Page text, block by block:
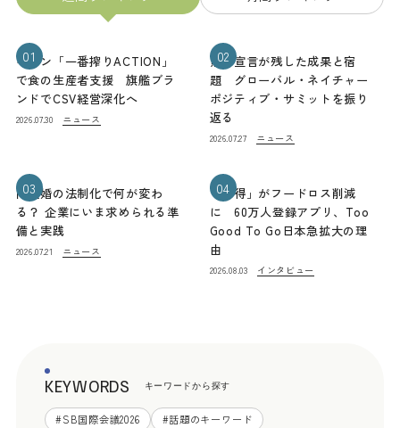
01
キリン「一番搾りACTION」
で食の生産者支援 旗艦ブラ
ンドでCSV経営深化へ
2026.07.30 ニュース
02
熊本宣言が残した成果と宿
題 グローバル・ネイチャー
ポジティブ・サミットを振り
返る
2026.07.27 ニュース
03
同性婚の法制化で何が変わ
る？ 企業にいま求められる準
備と実践
2026.07.21 ニュース
04
「お得」がフードロス削減
に 60万人登録アプリ、Too
Good To Go日本急拡大の理
由
2026.08.03 インタビュー
KEYWORDS キーワードから探す
#SB国際会議2026 #話題のキーワード